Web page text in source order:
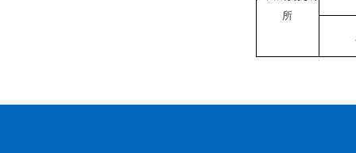
所